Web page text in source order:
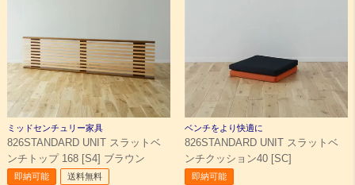
ミッドセンチュリー家具
826STANDARD UNIT スラットベ
ンチトップ 168 [S4] ブラウン
即納可能 送料無料
ベンチをより快適に
826STANDARD UNIT スラットベ
ンチクッション40 [SC]
即納可能